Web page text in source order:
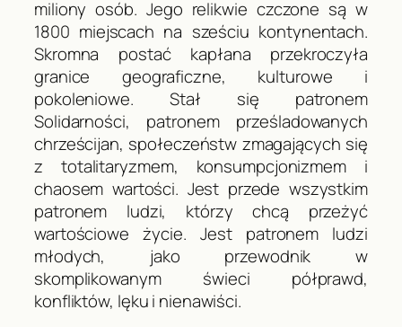
miliony osób. Jego relikwie czczone są w
1800 miejscach na sześciu kontynentach.
Skromna postać kapłana przekroczyła
granice geograficzne, kulturowe i
pokoleniowe. Stał się patronem
Solidarności, patronem prześladowanych
chrześcijan, społeczeństw zmagających się
z totalitaryzmem, konsumpcjonizmem i
chaosem wartości. Jest przede wszystkim
patronem ludzi, którzy chcą przeżyć
wartościowe życie. Jest patronem ludzi
młodych, jako przewodnik w
skomplikowanym świeci półprawd,
konfliktów, lęku i nienawiści.